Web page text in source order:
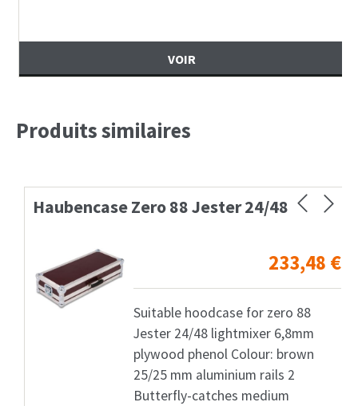
VOIR
Produits similaires
Haubencase Zero 88 Jester 24/48
233,48€
Suitable hoodcase for zero 88
Jester 24/48 lightmixer 6,8mm
plywood phenol Colour: brown
25/25 mm aluminium rails 2
Butterfly-catches medium